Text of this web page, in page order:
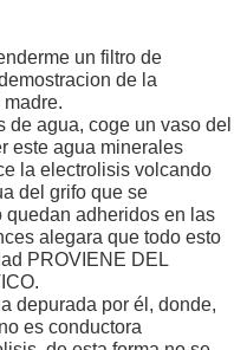
un filtro de
de la
agua, coge un vaso del
este agua minerales
la electrolisis volcando
del grifo que se
quedan adheridos en las
alegara que todo esto
PROVIENE DEL
depurada por él, donde,
es conductora